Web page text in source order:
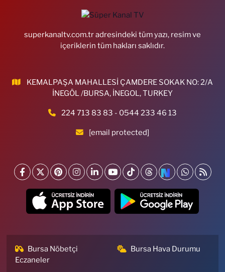
superkanaltv.com.tr adresindeki tüm yazı, resim ve
içeriklerin tüm hakları saklıdır.
KEMALPAŞA MAHALLESİ ÇAMDERE SOKAK NO: 2/A
İNEGÖL /BURSA, İNEGOL, TURKEY
224 713 83 83 - 0544 233 46 13
[email protected]
Bursa Nöbetçi
Eczaneler
Bursa Hava Durumu